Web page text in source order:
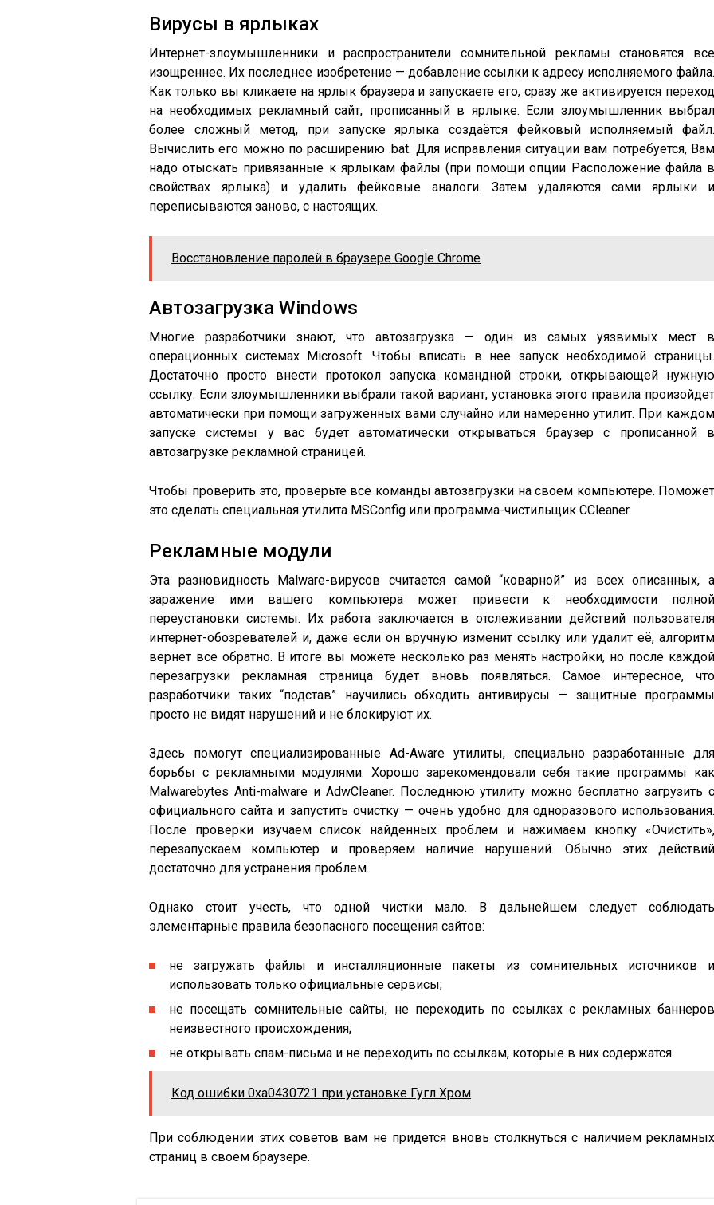
Вирусы в ярлыках
Интернет-злоумышленники и распространители сомнительной рекламы становятся все
изощреннее. Их последнее изобретение — добавление ссылки к адресу исполняемого файла.
Как только вы кликаете на ярлык браузера и запускаете его, сразу же активируется переход
на необходимых рекламный сайт, прописанный в ярлыке. Если злоумышленник выбрал
более сложный метод, при запуске ярлыка создаётся фейковый исполняемый файл.
Вычислить его можно по расширению .bat. Для исправления ситуации вам потребуется, Вам
надо отыскать привязанные к ярлыкам файлы (при помощи опции Расположение файла в
свойствах ярлыка) и удалить фейковые аналоги. Затем удаляются сами ярлыки и
переписываются заново, с настоящих.
Восстановление паролей в браузере Google Chrome
Автозагрузка Windows
Многие разработчики знают, что автозагрузка — один из самых уязвимых мест в
операционных системах Microsoft. Чтобы вписать в нее запуск необходимой страницы.
Достаточно просто внести протокол запуска командной строки, открывающей нужную
ссылку. Если злоумышленники выбрали такой вариант, установка этого правила произойдет
автоматически при помощи загруженных вами случайно или намеренно утилит. При каждом
запуске системы у вас будет автоматически открываться браузер с прописанной в
автозагрузке рекламной страницей.
Чтобы проверить это, проверьте все команды автозагрузки на своем компьютере. Поможет
это сделать специальная утилита MSConfig или программа-чистильщик CCleaner.
Рекламные модули
Эта разновидность Malware-вирусов считается самой “коварной” из всех описанных, а
заражение ими вашего компьютера может привести к необходимости полной
переустановки системы. Их работа заключается в отслеживании действий пользователя
интернет-обозревателей и, даже если он вручную изменит ссылку или удалит её, алгоритм
вернет все обратно. В итоге вы можете несколько раз менять настройки, но после каждой
перезагрузки рекламная страница будет вновь появляться. Самое интересное, что
разработчики таких “подстав” научились обходить антивирусы — защитные программы
просто не видят нарушений и не блокируют их.
Здесь помогут специализированные Ad-Aware утилиты, специально разработанные для
борьбы с рекламными модулями. Хорошо зарекомендовали себя такие программы как
Malwarebytes Anti-malware и AdwCleaner. Последнюю утилиту можно бесплатно загрузить с
официального сайта и запустить очистку — очень удобно для одноразового использования.
После проверки изучаем список найденных проблем и нажимаем кнопку «Очистить»,
перезапускаем компьютер и проверяем наличие нарушений. Обычно этих действий
достаточно для устранения проблем.
Однако стоит учесть, что одной чистки мало. В дальнейшем следует соблюдать
элементарные правила безопасного посещения сайтов:
не загружать файлы и инсталляционные пакеты из сомнительных источников и
использовать только официальные сервисы;
не посещать сомнительные сайты, не переходить по ссылках с рекламных баннеров
неизвестного происхождения;
не открывать спам-письма и не переходить по ссылкам, которые в них содержатся.
Код ошибки 0xa0430721 при установке Гугл Хром
При соблюдении этих советов вам не придется вновь столкнуться с наличием рекламных
страниц в своем браузере.